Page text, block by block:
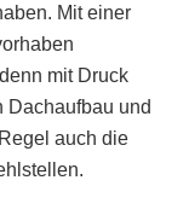
Mit einer
mit Druck
und
auch die